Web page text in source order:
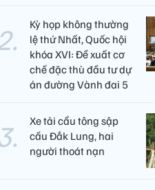
Kỳ họp không thường
lệ thứ Nhất, Quốc hội
khóa XVI: Đề xuất cơ
chế đặc thù đầu tư dự
án đường Vành đai 5
Xe tải cẩu tông sập
cầu Đắk Lung, hai
người thoát nạn